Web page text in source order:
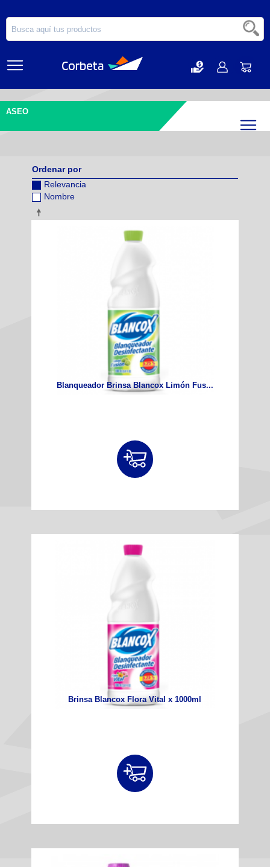
ASEO
Ordenar por
Relevancia
Nombre
Blanqueador Brinsa Blancox Limón Fus...
Brinsa Blancox Flora Vital x 1000ml